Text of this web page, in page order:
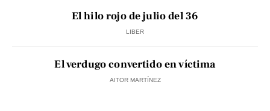
El hilo rojo de julio del 36
LIBER
El verdugo convertido en víctima
AITOR MARTÍNEZ